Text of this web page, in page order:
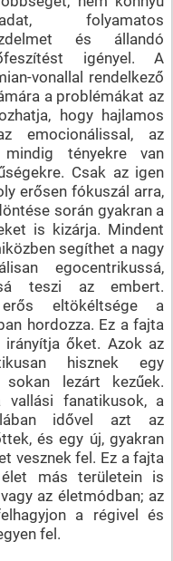
folyamatos
és állandó
igényel. A
vonallal rendelkező
a problémákat az
hogy hajlamos
emocionálissal, az
tényekre van
Csak az igen
erősen fókuszál arra,
során gyakran a
is kizárja. Mindent
segíthet a nagy
egocentrikussá,
teszi az embert.
eltökéltsége a
hordozza. Ez a fajta
őket. Azok az
hisznek egy
sokan lezárt kezűek.
vallási fanatikusok, a
idővel azt az
és egy új, gyakran
vesznek fel. Ez a fajta
más területein is
az életmódban; az
a régivel és
fel.